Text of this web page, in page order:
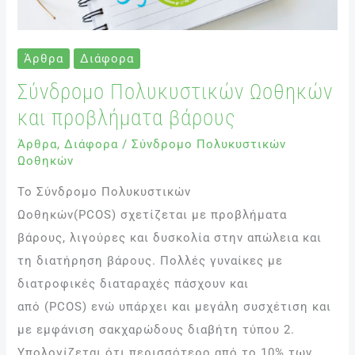
Άρθρα Διάφορα
Σύνδρομο Πολυκυστικών Ωοθηκών
και προβλήματα βάρους
Άρθρα,Διάφορα /Σύνδρομο Πολυκυστικών
Ωοθηκών
Το Σύνδρομο Πολυκυστικών
Ωοθηκών(PCOS) σχετίζεται με προβλήματα
βάρους, λιγούρες και δυσκολία στην απώλεια και
τη διατήρηση βάρους. Πολλές γυναίκες με
διατροφικές διαταραχές πάσχουν και
από (PCOS) ενώ υπάρχει και μεγάλη συσχέτιση και
με εμφάνιση σακχαρώδους διαβήτη τύπου 2.